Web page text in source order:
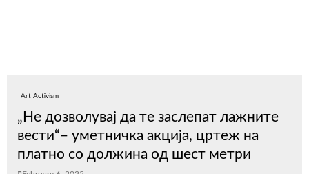
Art Activism
„Не дозволувај да те заслепат лажните
вести“– уметничка акција, цртеж на
платно со должина од шест метри